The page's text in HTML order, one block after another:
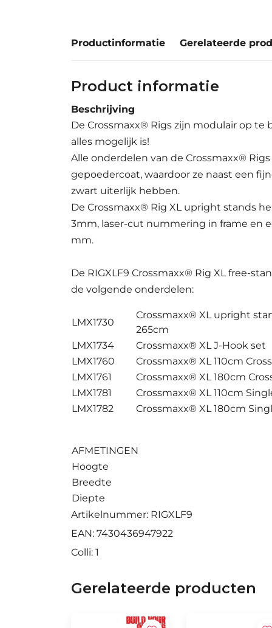
Productinformatie Gerelateerde
Product informatie
Beschrijving
De Crossmaxx® Rigs zijn modulair op te
alles mogelijk is!
Alle onderdelen van de Crossmaxx®
gepoedercoat, waardoor ze naast een
zwart uiterlijk hebben.
De Crossmaxx® Rig XL upright stands
3mm, laser-cut nummering in frame en
mm.
De RIGXLF9 Crossmaxx® Rig XL free-
de volgende onderdelen:
LMX1730
Crossmaxx® XL upright
265cm
LMX1734
Crossmaxx® XL J-Hook set
LMX1760
Crossmaxx® XL 110cm
LMX1761
Crossmaxx® XL 180cm
LMX1781
Crossmaxx® XL 110cm
LMX1782
Crossmaxx® XL 180cm
AFMETINGEN
Hoogte
Breedte
Diepte
Artikelnummer: RIGXLF9
EAN: 7430436947922
Colli: 1
Gerelateerde producten